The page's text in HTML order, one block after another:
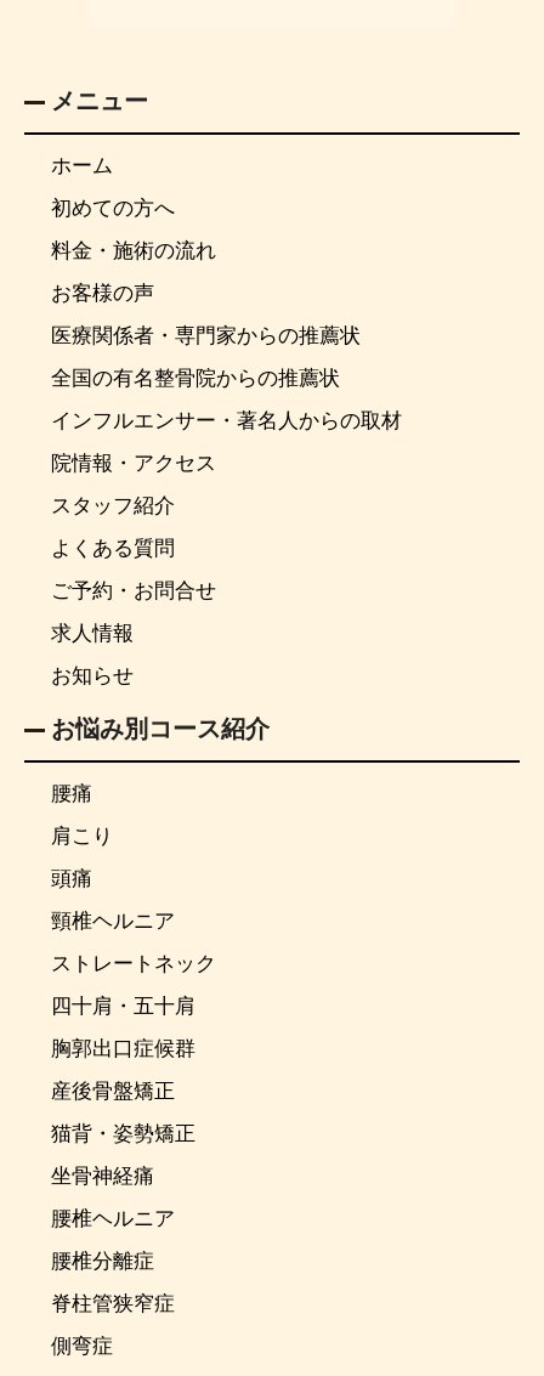
メニュー
ホーム
初めての方へ
料金・施術の流れ
お客様の声
医療関係者・専門家からの推薦状
全国の有名整骨院からの推薦状
インフルエンサー・著名人からの取材
院情報・アクセス
スタッフ紹介
よくある質問
ご予約・お問合せ
求人情報
お知らせ
お悩み別コース紹介
腰痛
肩こり
頭痛
頸椎ヘルニア
ストレートネック
四十肩・五十肩
胸郭出口症候群
産後骨盤矯正
猫背・姿勢矯正
坐骨神経痛
腰椎ヘルニア
腰椎分離症
脊柱管狭窄症
側弯症